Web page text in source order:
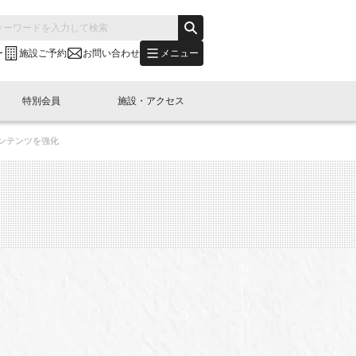
施設ご予約 お問い合わせ メニュー
別会員開催
展・参加
"LINK-BioBAY TOKYO"？
(News Letter)
コラム
ュース・事業紹介
ベント
LINK-J WEST
容
本橋エリアについて
特別会員
し込み
施設・アクセス
予約
テンツを強化